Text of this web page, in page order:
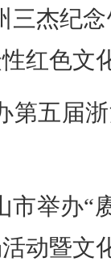
三杰纪
红色文
第五届
市举办“
动暨文